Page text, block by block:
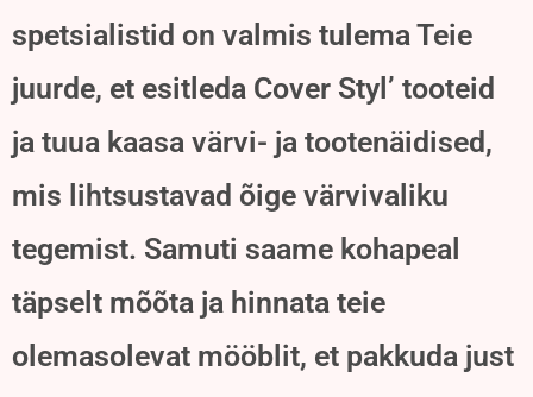
spetsialistid on valmis tulema Teie
juurde, et esitleda Cover Styl’ tooteid
ja tuua kaasa värvi- ja tootenäidised,
mis lihtsustavad õige värvivaliku
tegemist. Samuti saame kohapeal
täpselt mõõta ja hinnata teie
olemasolevat mööblit, et pakkuda just